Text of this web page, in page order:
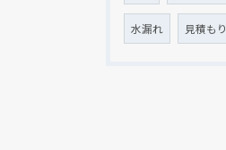
水漏れ 見積もり